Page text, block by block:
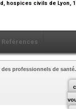
hospices civils de Lyon,
Références
des professionnels de santé.